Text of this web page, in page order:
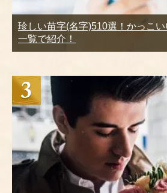
珍しい苗字(名字)510選！かっこ
一覧で紹介！